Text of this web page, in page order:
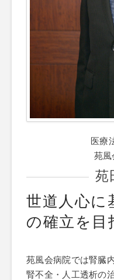
医療
苑風
世道人心に
の確立を目
苑風会病院では腎臓
腎不全・人工透析の